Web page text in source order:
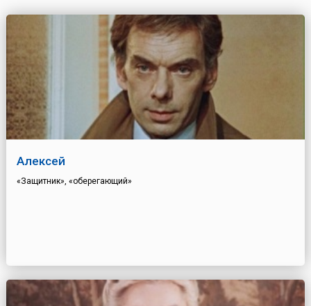
Алексей
«Защитник», «оберегающий»